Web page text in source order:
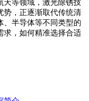
天等领域，激光除锈技
势，正逐渐取代传统清
、半导体等不同类型的
求，如何精准选择合适